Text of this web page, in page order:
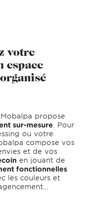
votre
espace
propose
sur-mesure . Pour
ou votre
compose vos
et de vos
en jouant de
fonctionnelles
les couleurs et